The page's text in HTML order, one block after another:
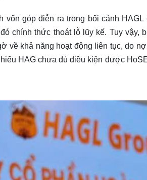
vốn góp diễn ra trong bối cảnh
chính thức thoát lỗ lũy kế. Tuy vậy,
về khả năng hoạt động liên tục, do
HAG chưa đủ điều kiện được